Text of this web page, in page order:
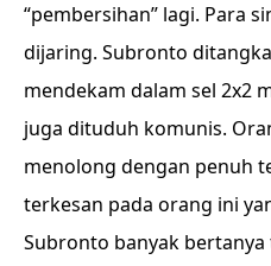
“pembersihan” lagi. Para
dijaring. Subronto
mendekam dalam sel 2x2
juga dituduh komunis.
menolong dengan penuh
terkesan pada orang ini
Subronto banyak